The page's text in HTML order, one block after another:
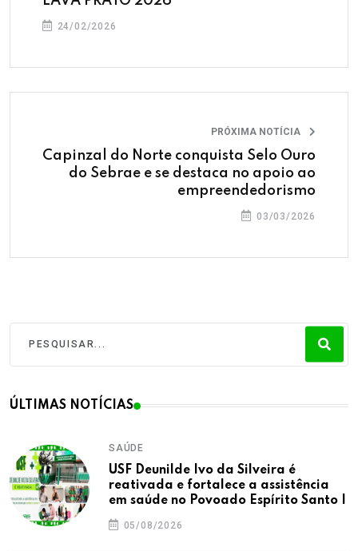
24/02/2026
PRÓXIMA NOTÍCIA
Capinzal do Norte conquista Selo Ouro
do Sebrae e se destaca no apoio ao
empreendedorismo
03/03/2026
ÚLTIMAS NOTÍCIAS
SAÚDE
USF Deunilde Ivo da Silveira é
reativada e fortalece a assistência
em saúde no Povoado Espírito Santo I
05/08/2026